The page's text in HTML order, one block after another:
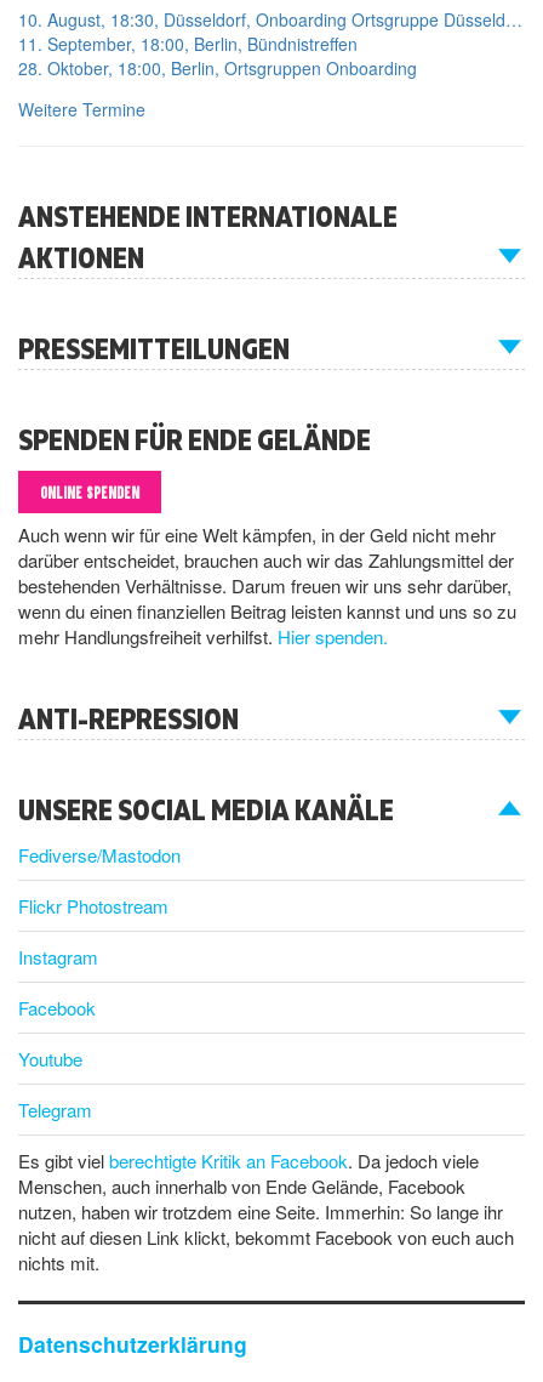
10. August, 18:30, Düsseldorf, Onboarding Ortsgruppe Düsseldorf
11. September, 18:00, Berlin, Bündnistreffen
28. Oktober, 18:00, Berlin, Ortsgruppen Onboarding
Weitere Termine
ANSTEHENDE INTERNATIONALE
AKTIONEN
PRESSEMITTEILUNGEN
SPENDEN FÜR ENDE GELÄNDE
ONLINE SPENDEN
Auch wenn wir für eine Welt kämpfen, in der Geld nicht mehr
darüber entscheidet, brauchen auch wir das Zahlungsmittel der
bestehenden Verhältnisse. Darum freuen wir uns sehr darüber,
wenn du einen finanziellen Beitrag leisten kannst und uns so zu
mehr Handlungsfreiheit verhilfst. Hier spenden.
ANTI-REPRESSION
UNSERE SOCIAL MEDIA KANÄLE
Fediverse/Mastodon
Flickr Photostream
Instagram
Facebook
Youtube
Telegram
Es gibt vielberechtigte Kritik an Facebook. Da jedoch viele
Menschen, auch innerhalb von Ende Gelände, Facebook
nutzen, haben wir trotzdem eine Seite. Immerhin: So lange ihr
nicht auf diesen Link klickt, bekommt Facebook von euch auch
nichts mit.
Datenschutzerklärung